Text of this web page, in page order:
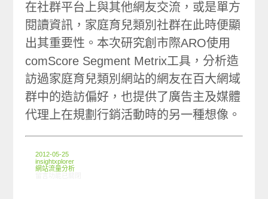
在社群平台上與其他網友交流，或是單方
閱讀資訊，家庭育兒類別社群在此時便顯
出其重要性。本次研究創市際ARO使用
comScore Segment Metrix工具，分析造
訪過家庭育兒類別網站的網友在百大網域
群中的造訪偏好，也提供了廣告主及媒體
代理上在規劃行銷活動時的另一種想像。
2012-05-25
insightxplorer
網站流量分析